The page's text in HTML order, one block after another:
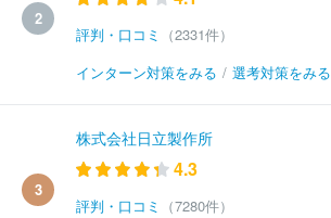
2
評判・口コミ
（2331件）
インターン対策をみる / 選考対策をみる
3
株式会社日立製作所
4.3
評判・口コミ
（7280件）